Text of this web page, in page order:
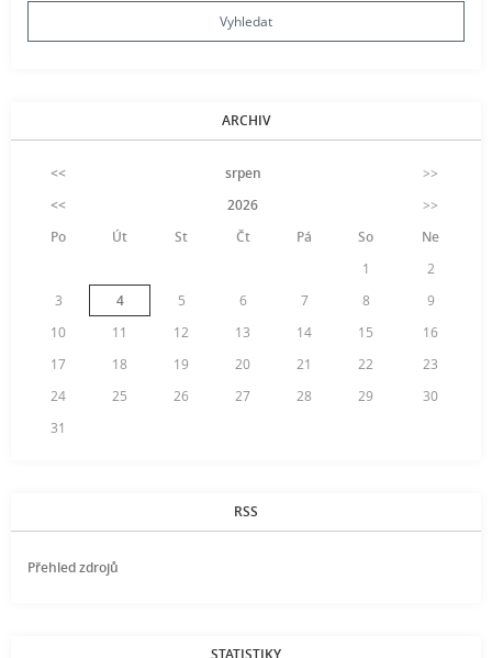
ARCHIV
<< srpen
>>
<<
2026
>>
Po
Út St Čt Pá So
Ne
1
2
3
4 5 6 7 8
9
10
11 12 13 14 15
16
17
18 19 20 21 22
23
24
25 26 27 28 29
30
31
RSS
Přehled zdrojů